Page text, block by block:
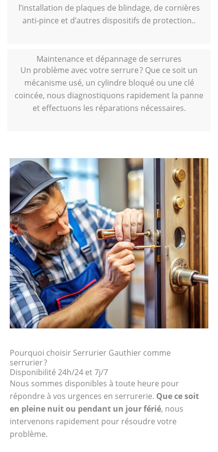
l’installation de plaques de blindage, de cornières
anti-pince et d’autres dispositifs de protection..
Maintenance et dépannage de serrures
Un problème avec votre serrure ? Que ce soit un
mécanisme usé, un cylindre bloqué ou une clé
coincée, nous diagnostiquons rapidement la panne
et effectuons les réparations nécessaires.
Pourquoi choisir Serrurier Gauthier comme
serrurier ?
Disponibilité 24h/24 et 7j/7
Nous sommes disponibles à toute heure pour
répondre à vos urgences en serrurerie. Que ce soit
en pleine nuit ou pendant un jour férié, nous
intervenons rapidement pour résoudre votre
problème.